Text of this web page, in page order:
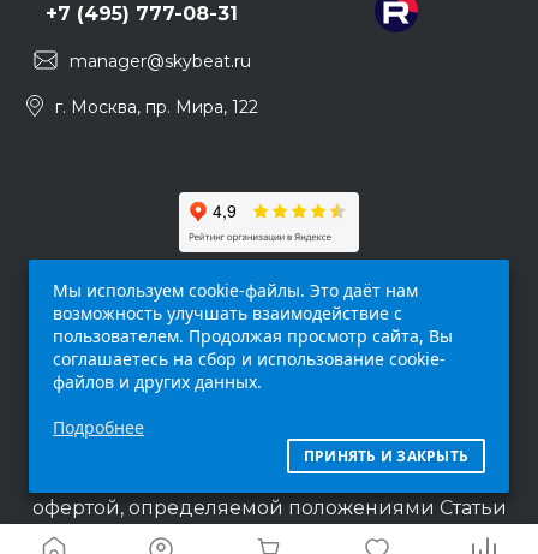
+7 (495) 777-08-31
manager@skybeat.ru
г. Москва, пр. Мира, 122
интернет-сайт (
исключительно информационный характер и
ни при каких условиях не является публичной
офертой, определяемой положениями Статьи
437 п.2 Гражданского кодекса Российской
Мы используем cookie-файлы. Это даёт нам
возможность улучшать взаимодействие с
пользователем. Продолжая просмотр сайта, Вы
соглашаетесь на сбор и использование cookie-
файлов и других данных.
Подробнее
ПРИНЯТЬ И ЗАКРЫТЬ